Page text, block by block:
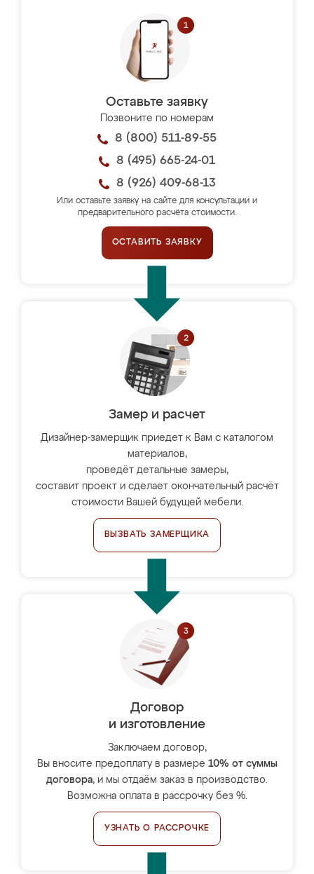
Оставьте заявку
Позвоните по номерам
8 (800) 511-89-55
8 (495) 665-24-01
8 (926) 409-68-13
Или оставьте заявку на сайте для консультации и
предварительного расчёта стоимости.
ОСТАВИТЬ ЗАЯВКУ
Замер и расчет
Дизайнер-замерщик приедет к Вам с каталогом
материалов,
проведёт детальные замеры,
составит проект и сделает окончательный расчёт
стоимости Вашей будущей мебели.
ВЫЗВАТЬ ЗАМЕРЩИКА
Договор
и изготовление
Заключаем договор,
Вы вносите предоплату в размере 10% от суммы
договора, и мы отдаём заказ в производство.
Возможна оплата в рассрочку без %.
УЗНАТЬ О РАССРОЧКЕ